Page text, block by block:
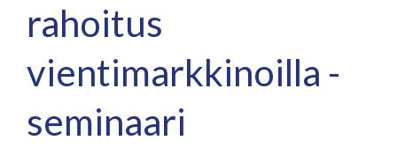
rahoitus
vientimarkkinoilla -
seminaari